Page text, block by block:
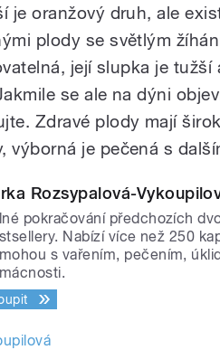
je oranžový druh, ale
plody se světlým
její slupka je tužší
se ale na dýni
Zdravé plody mají
výborná je pečená s
Rozsypalová-
pokračování předchozích
Nabízí více než 250
s vařením, pečením,